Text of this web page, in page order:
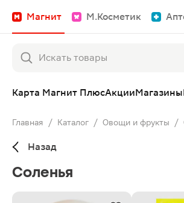
Магнит М.Косметик
Карта Магнит ПлюсАкцииМагазины
Главная / Каталог / Овощи и фрукты /
Назад
Соленья